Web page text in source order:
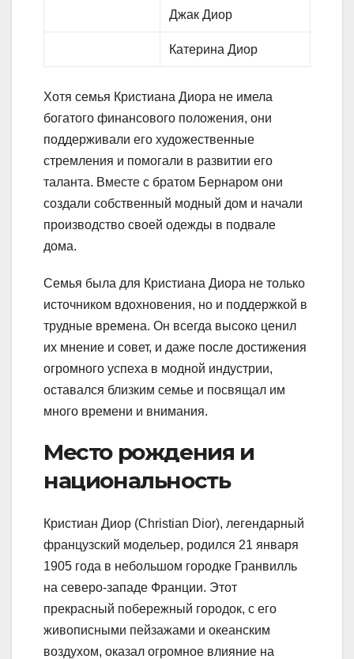
Джак Диор
Катерина Диор
Хотя семья Кристиана Диора не имела
богатого финансового положения, они
поддерживали его художественные
стремления и помогали в развитии его
таланта. Вместе с братом Бернаром они
создали собственный модный дом и начали
производство своей одежды в подвале
дома.
Семья была для Кристиана Диора не только
источником вдохновения, но и поддержкой в
трудные времена. Он всегда высоко ценил
их мнение и совет, и даже после достижения
огромного успеха в модной индустрии,
оставался близким семье и посвящал им
много времени и внимания.
Место рождения и
национальность
Кристиан Диор (Christian Dior), легендарный
французский модельер, родился 21 января
1905 года в небольшом городке Гранвилль
на северо-западе Франции. Этот
прекрасный побережный городок, с его
живописными пейзажами и океанским
воздухом, оказал огромное влияние на